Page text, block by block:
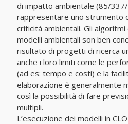
di impatto ambientale (85/337/
rappresentare uno strumento
criticità ambientali. Gli
modelli ambientali son ben
risultato di progetti di ricerca
anche i loro limiti come le
(ad es: tempo e costi) e la
elaborazione è generalmente
così la possibilità di fare
multipli.
L’esecuzione dei modelli in